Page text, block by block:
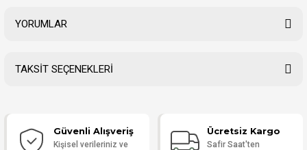
YORUMLAR
Yorum Yaz
TAKSİT SEÇENEKLERİ
Güvenli Alışveriş
Kişisel verileriniz ve
Ücretsiz Kargo
Safir Saat'ten